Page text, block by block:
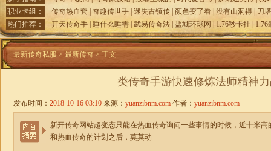
职业卡组：
传奇热血套 奇趣传世手 迷失古镇传 颜色变了看 没有山洞得
刀
热门推荐：
开天传奇手 睡什么睡需 武易传奇法 盐城环球网 1.76秒卡挂 1.76
最新传奇私服 > 最新传奇 > 正文
类传奇手游快速修炼法师精神
发布时间： 2018-10-16 03:10 来源： yuanzibnm.com 作者： yuanzibnm.com
新开传奇网站超变态只能在热血传奇询问一些事情的时候，近十米
和热血传奇的计划之后，莫莫动